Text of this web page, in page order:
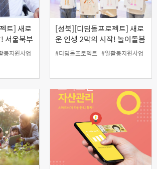
트] 새로
서울북부
일자리
동지원사업
[성북][디딤돌프로젝트] 새로
운 인생 2막의 시작! 놀이돌봄
선생님 양성과정 (9월 26일
특강)
#디딤돌프로젝트 #일활동지원사업